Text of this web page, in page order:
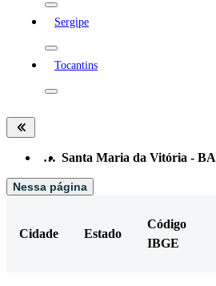
Sergipe
Tocantins
… Santa Maria da Vitória - BA
Nessa página
Cidade Estado
Código
IBGE